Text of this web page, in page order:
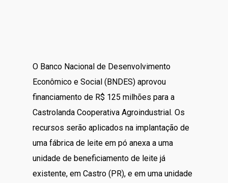
O Banco Nacional de Desenvolvimento
Econômico e Social (BNDES) aprovou
financiamento de R$ 125 milhões para a
Castrolanda Cooperativa Agroindustrial. Os
recursos serão aplicados na implantação de
uma fábrica de leite em pó anexa a uma
unidade de beneficiamento de leite já
existente, em Castro (PR), e em uma unidade